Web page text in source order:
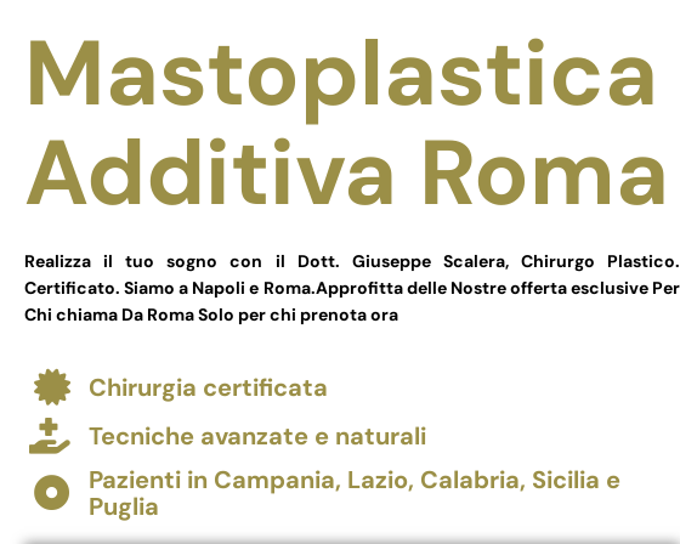
Mastoplastica
Additiva Roma
Realizza il tuo sogno con il Dott. Giuseppe Scalera, Chirurgo Plastico.
Certificato. Siamo a Napoli e Roma.Approfitta delle Nostre offerta esclusive Per
Chi chiama Da Roma Solo per chi prenota ora
Chirurgia certificata
Tecniche avanzate e naturali
Pazienti in Campania, Lazio, Calabria, Sicilia e
Puglia